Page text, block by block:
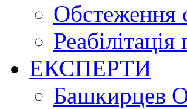
Обстеження
Реабілітація
ЕКСПЕРТИ
Башкирцев